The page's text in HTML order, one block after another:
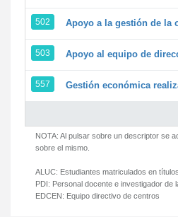
502 Apoyo a la gestión de la
503 Apoyo al equipo de
557 Gestión económica
NOTA: Al pulsar sobre un descriptor se
sobre el mismo.
ALUC: Estudiantes matriculados en
PDI: Personal docente e investigador de
EDCEN: Equipo directivo de centros